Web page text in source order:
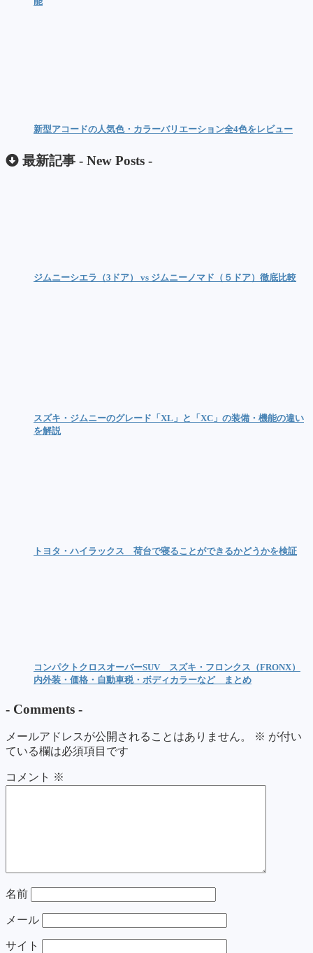
新型アコードの人気色・カラーバリエーション全4色をレビュー
最新記事 - New Posts -
ジムニーシエラ（3ドア） vs ジムニーノマド（５ドア）徹底比較
スズキ・ジムニーのグレード「XL」と「XC」の装備・機能の違い
を解説
トヨタ・ハイラックス 荷台で寝ることができるかどうかを検証
コンパクトクロスオーバーSUV スズキ・フロンクス（FRONX）
内外装・価格・自動車税・ボディカラーなど まとめ
- Comments -
メールアドレスが公開されることはありません。 ※ が付い
ている欄は必須項目です
コメント ※
名前
メール
サイト